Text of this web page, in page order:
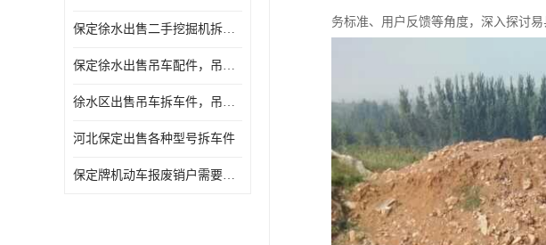
保定徐水出售二手挖掘机拆车件，挖掘机配件，液压件出售
保定徐水出售吊车配件，吊车拆车件出售
徐水区出售吊车拆车件，吊车液压件，吊车发动机变速箱出售
河北保定出售各种型号拆车件
保定牌机动车报废销户需要带哪些手续，流程咨询
务标准、用户反馈等角度，深入探讨